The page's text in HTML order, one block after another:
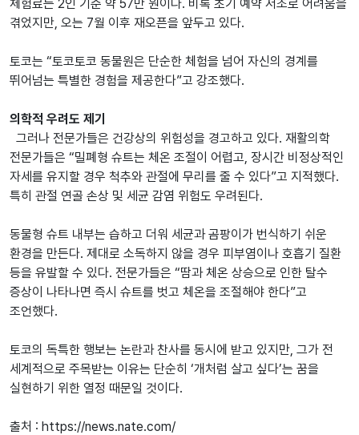
체험료는 2인 기준 약 57만 원이다. 비록 초기 예약 저조로 어려움을
겪었지만, 오는 7월 이후 재오픈을 앞두고 있다.
토코는 “토코토코 동물원은 단순한 체험을 넘어 자신의 경계를
뛰어넘는 특별한 경험을 제공한다”고 강조했다.
의학적 우려도 제기
그러나 전문가들은 건강상의 위험성을 경고하고 있다. 재활의학
전문가들은 “밀폐형 슈트는 체온 조절이 어렵고, 장시간 비정상적인
자세를 유지할 경우 척추와 관절에 무리를 줄 수 있다”고 지적했다.
특히 관절 연골 손상 및 세균 감염 위험도 우려된다.
동물형 슈트 내부는 습하고 더워 세균과 곰팡이가 번식하기 쉬운
환경을 만든다. 제대로 소독하지 않을 경우 피부염이나 호흡기 질환
등을 유발할 수 있다. 전문가들은 “땀과 체온 상승으로 인한 탈수
증상이 나타나면 즉시 슈트를 벗고 체온을 조절해야 한다”고
조언했다.
토코의 독특한 행보는 논란과 찬사를 동시에 받고 있지만, 그가 전
세계적으로 주목받는 이유는 단순히 ‘개처럼 살고 싶다’는 꿈을
실현하기 위한 열정 때문일 것이다.
출처 : https://news.nate.com/